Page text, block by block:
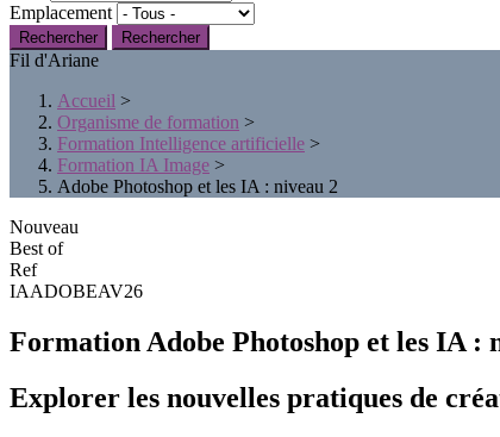
Emplacement
Rechercher
Fil d'Ariane
Accueil >
Organisme de formation >
Formation Intelligence artificielle >
Formation IA Image >
Adobe Photoshop et les IA : niveau 2
Nouveau
Best of
Ref
IAADOBEAV26
Formation Adobe Photoshop et les IA :
Explorer les nouvelles pratiques de